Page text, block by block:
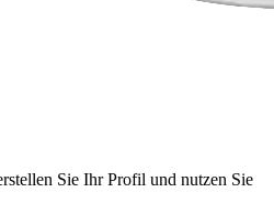
Sie Ihr Profil und nutzen Sie